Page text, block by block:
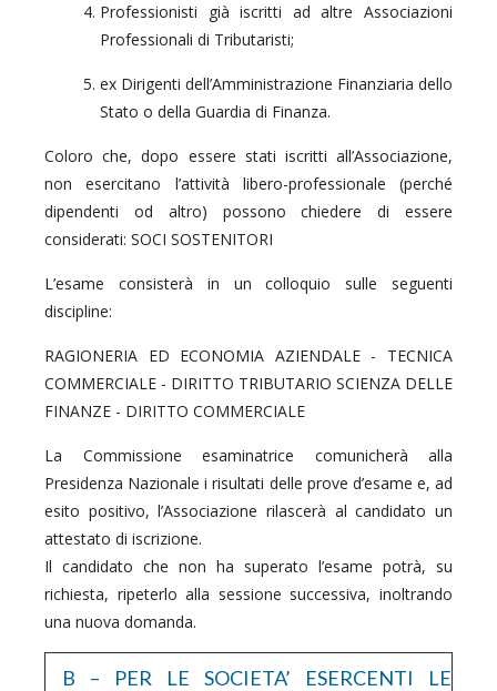
Professionisti già iscritti ad altre Associazioni
Professionali di Tributaristi;
ex Dirigenti dell’Amministrazione Finanziaria dello
Stato o della Guardia di Finanza.
Coloro che, dopo essere stati iscritti all’Associazione,
non esercitano l’attività libero-professionale (perché
dipendenti od altro) possono chiedere di essere
considerati: SOCI SOSTENITORI
L’esame consisterà in un colloquio sulle seguenti
discipline:
RAGIONERIA ED ECONOMIA AZIENDALE - TECNICA
COMMERCIALE - DIRITTO TRIBUTARIO SCIENZA DELLE
FINANZE - DIRITTO COMMERCIALE
La Commissione esaminatrice comunicherà alla
Presidenza Nazionale i risultati delle prove d’esame e, ad
esito positivo, l’Associazione rilascerà al candidato un
attestato di iscrizione.
Il candidato che non ha superato l’esame potrà, su
richiesta, ripeterlo alla sessione successiva, inoltrando
una nuova domanda.
B – PER LE SOCIETA’ ESERCENTI LE